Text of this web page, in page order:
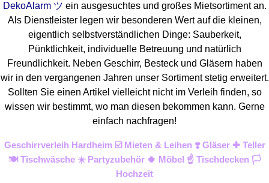
DekoAlarm ツ ein ausgesuchtes und großes Mietsortiment an.
Als Dienstleister legen wir besonderen Wert auf die kleinen,
eigentlich selbstverständlichen Dinge: Sauberkeit,
Pünktlichkeit, individuelle Betreuung und natürlich
Freundlichkeit. Neben Geschirr, Besteck und Gläsern haben
wir in den vergangenen Jahren unser Sortiment stetig erweitert.
Sollten Sie einen Artikel vielleicht nicht im Verleih finden, so
wissen wir bestimmt, wo man diesen bekommen kann. Gerne
einfach nachfragen!
Geschirrverleih Hardheim ☑️ Mieten & Leihen ❣️ Gläser ✚ Teller
🍽️ Tischwäsche ☀️ Partyzubehör 🍀 Möbel ☝️ Tischdecken 🏳️
Hochzeit